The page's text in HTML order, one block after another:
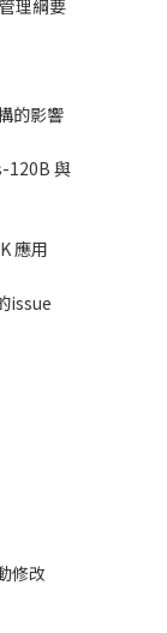
理綱要
的影響
120B 與
應用
issue
修改